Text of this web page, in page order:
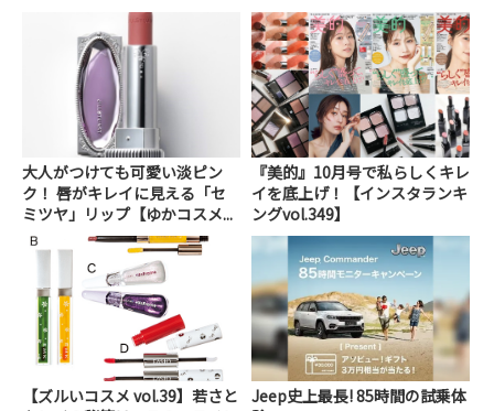
大人がつけても可愛い淡ピン
ク！ 唇がキレイに見える「セ
ミツヤ」リップ【ゆかコスメ...
『美的』10月号で私らしくキレ
イを底上げ！【インスタランキ
ングvol.349】
【ズルいコスメ vol.39】若さと
Jeep史上最長! 85時間の試乗体